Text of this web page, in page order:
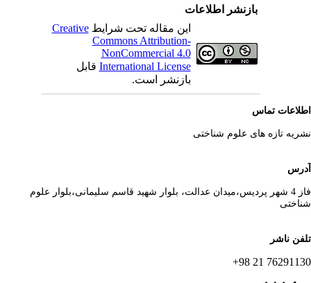
بازنشر اطلاعات
این مقاله تحت شرایطCreative
Commons Attribution-
NonCommercial 4.0
International Licenseقابل
بازنشر است.
تماس
تازه های علوم شناختی
فاز 4 شهر پردیس،میدان عدالت، بلوار شهید قاسم سلیمانی،بلوار علوم
ناشر
76291130 21